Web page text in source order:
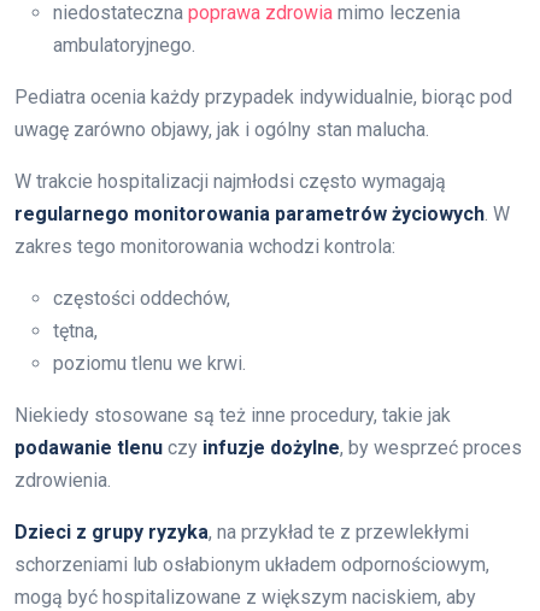
niedostateczna poprawa zdrowia mimo leczenia
ambulatoryjnego.
Pediatra ocenia każdy przypadek indywidualnie, biorąc pod
uwagę zarówno objawy, jak i ogólny stan malucha.
W trakcie hospitalizacji najmłodsi często wymagają
regularnego monitorowania parametrów życiowych. W
zakres tego monitorowania wchodzi kontrola:
częstości oddechów,
tętna,
poziomu tlenu we krwi.
Niekiedy stosowane są też inne procedury, takie jak
podawanie tlenu czy infuzje dożylne, by wesprzeć proces
zdrowienia.
Dzieci z grupy ryzyka, na przykład te z przewlekłymi
schorzeniami lub osłabionym układem odpornościowym,
mogą być hospitalizowane z większym naciskiem, aby